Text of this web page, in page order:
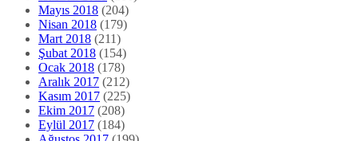
Mayıs 2018 (204)
Nisan 2018 (179)
Mart 2018 (211)
Şubat 2018 (154)
Ocak 2018 (178)
Aralık 2017 (212)
Kasım 2017 (225)
Ekim 2017 (208)
Eylül 2017 (184)